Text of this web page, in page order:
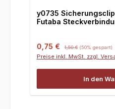
y0735
Futaba
Verkaufspreis:
0,75 € 1,50 € (50% gespart)
Preise inkl. MwSt. zzgl.
In den